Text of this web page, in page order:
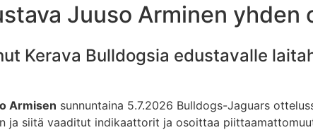
Juuso Arminen
Kerava Bulldogsia edustavalle
Armisen sunnuntaina 5.7.2026 Bulldogs-Jaguars
ja siitä vaaditut indikaattorit ja osoittaa